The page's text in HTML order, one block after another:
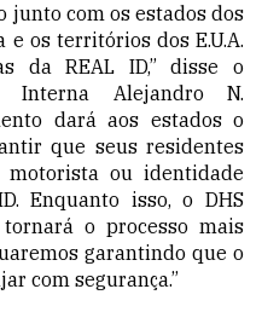
junto com os estados dos
e os territórios dos E.U.A.
da REAL ID,” disse o
Interna Alejandro N.
dará aos estados o
que seus residentes
ou identidade
Enquanto isso, o DHS
o processo mais
garantindo que o
com segurança.”